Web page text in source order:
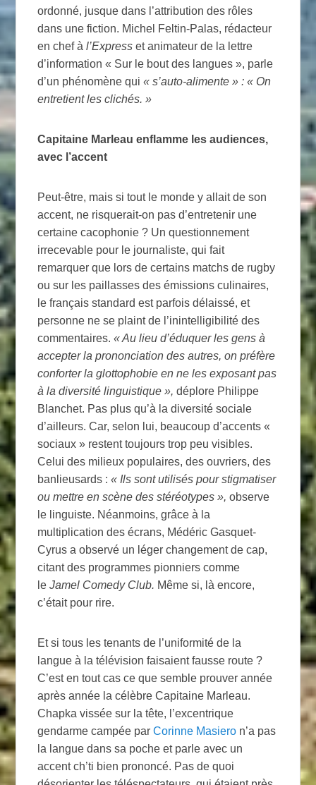
ordonné, jusque dans l’attribution des rôles
dans une fiction. Michel Feltin-Palas, rédacteur
en chef àl’Express et animateur de la lettre
d’information « Sur le bout des langues », parle
d’un phénomène qui« s’auto-alimente » : « On
entretient les clichés. »
Capitaine Marleau enflamme les audiences,
avec l’accent
Peut-être, mais si tout le monde y allait de son
accent, ne risquerait-on pas d’entretenir une
certaine cacophonie ? Un questionnement
irrecevable pour le journaliste, qui fait
remarquer que lors de certains matchs de rugby
ou sur les paillasses des émissions culinaires,
le français standard est parfois délaissé, et
personne ne se plaint de l’inintelligibilité des
commentaires.« Au lieu d’éduquer les gens à
accepter la prononciation des autres, on préfère
conforter la glottophobie en ne les exposant pas
à la diversité linguistique », déplore Philippe
Blanchet. Pas plus qu’à la diversité sociale
d’ailleurs. Car, selon lui, beaucoup d’accents «
sociaux » restent toujours trop peu visibles.
Celui des milieux populaires, des ouvriers, des
banlieusards :« Ils sont utilisés pour stigmatiser
ou mettre en scène des stéréotypes », observe
le linguiste. Néanmoins, grâce à la
multiplication des écrans, Médéric Gasquet-
Cyrus a observé un léger changement de cap,
citant des programmes pionniers comme
leJamel Comedy Club. Même si, là encore,
c’était pour rire.
Et si tous les tenants de l’uniformité de la
langue à la télévision faisaient fausse route ?
C’est en tout cas ce que semble prouver année
après année la célèbre Capitaine Marleau.
Chapka vissée sur la tête, l’excentrique
gendarme campée parCorinne Masiero n’a pas
la langue dans sa poche et parle avec un
accent ch’ti bien prononcé. Pas de quoi